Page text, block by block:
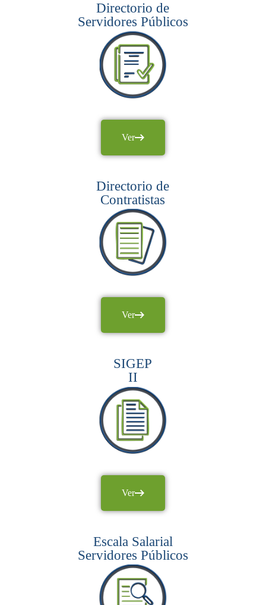
Directorio de
Servidores Públicos
Ver
Directorio de
Contratistas
Ver
SIGEP
II
Ver
Escala Salarial
Servidores Públicos